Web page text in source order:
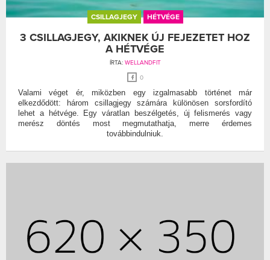
CSILLAGJEGY HÉTVÉGE
3 CSILLAGJEGY, AKIKNEK ÚJ FEJEZETET HOZ
A HÉTVÉGE
ÍRTA: WELLANDFIT
0
Valami véget ér, miközben egy izgalmasabb történet már
elkezdődött: három csillagjegy számára különösen sorsfordító
lehet a hétvége. Egy váratlan beszélgetés, új felismerés vagy
merész döntés most megmutathatja, merre érdemes
továbbindulniuk.